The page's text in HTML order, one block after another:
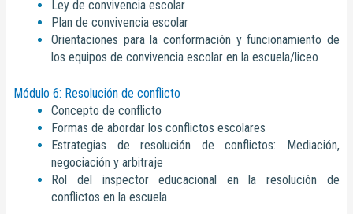
Ley de convivencia escolar
Plan de convivencia escolar
Orientaciones para la conformación y funcionamiento de
los equipos de convivencia escolar en la escuela/liceo
Módulo 6: Resolución de conflicto
Concepto de conflicto
Formas de abordar los conflictos escolares
Estrategias de resolución de conflictos: Mediación,
negociación y arbitraje
Rol del inspector educacional en la resolución de
conflictos en la escuela